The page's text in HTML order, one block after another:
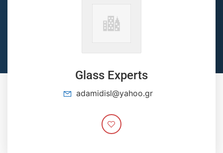
Glass Experts
adamidisl@yahoo.gr